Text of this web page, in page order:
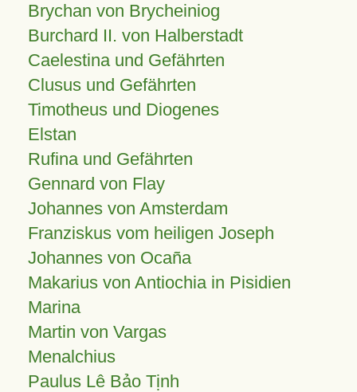
Brychan von Brycheiniog
Burchard II. von Halberstadt
Caelestina und Gefährten
Clusus und Gefährten
Timotheus und Diogenes
Elstan
Rufina und Gefährten
Gennard von Flay
Johannes von Amsterdam
Franziskus vom heiligen Joseph
Johannes von Ocaña
Makarius von Antiochia in Pisidien
Marina
Martin von Vargas
Menalchius
Paulus Lê Bảo Tịnh